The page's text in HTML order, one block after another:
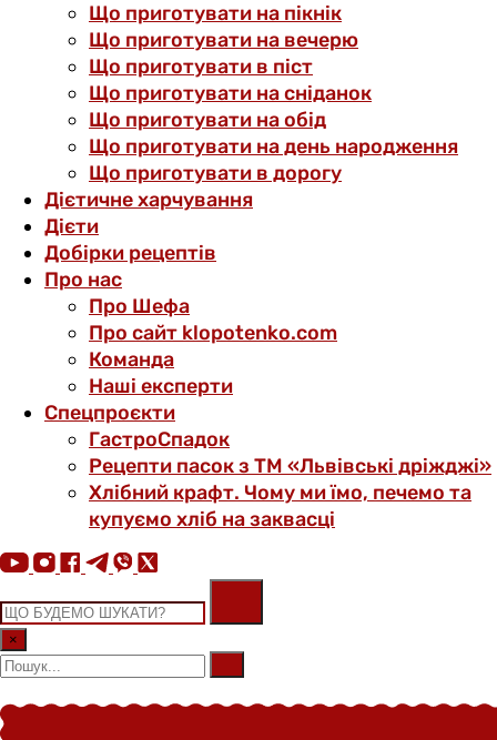
Що приготувати на пікнік
Що приготувати на вечерю
Що приготувати в піст
Що приготувати на сніданок
Що приготувати на обід
Що приготувати на день народження
Що приготувати в дорогу
Дієтичне харчування
Дієти
Добірки рецептів
Про нас
Про Шефа
Про сайт klopotenko.com
Команда
Наші експерти
Спецпроєкти
ГастроСпадок
Рецепти пасок з ТМ «Львівські дріжджі»
Хлібний крафт. Чому ми їмо, печемо та
купуємо хліб на заквасці
×